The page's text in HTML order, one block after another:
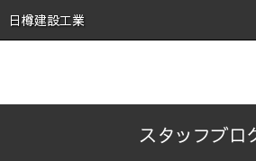
式会社 日樽 建設 土木 建築 新築
心 誠実 コロナ 空気触媒 酸素クラス
日樽建設工業
スタッフブロ